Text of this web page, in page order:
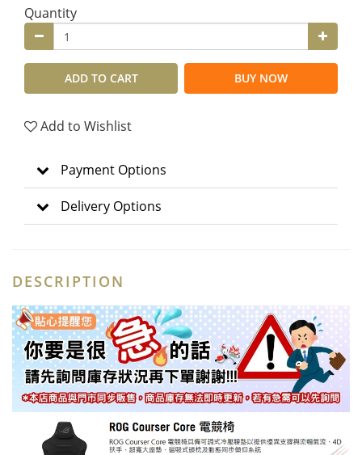
Quantity
ADD TO CART BUY NOW
Add to Wishlist
Payment Options
Delivery Options
DESCRIPTION